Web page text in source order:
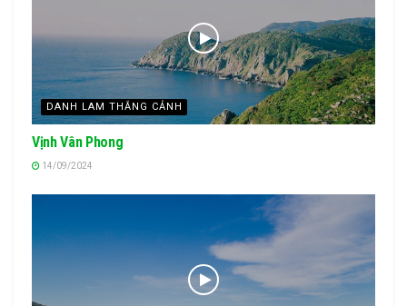
DANH LAM THẮNG CẢNH
Vịnh Vân Phong
14/09/2024